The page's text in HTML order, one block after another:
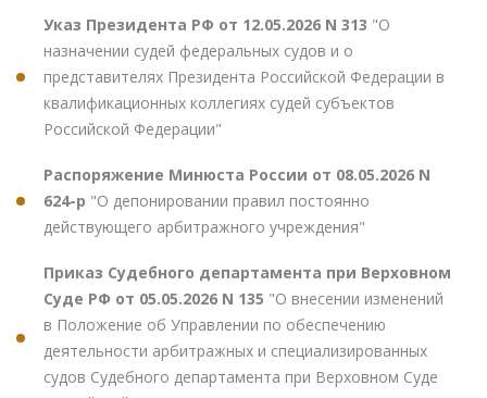
Указ Президента РФ от 12.05.2026 N 313 "О
назначении судей федеральных судов и о
представителях Президента Российской Федерации в
квалификационных коллегиях судей субъектов
Российской Федерации"
Распоряжение Минюста России от 08.05.2026 N
624-р "О депонировании правил постоянно
действующего арбитражного учреждения"
Приказ Судебного департамента при Верховном
Суде РФ от 05.05.2026 N 135 "О внесении изменений
в Положение об Управлении по обеспечению
деятельности арбитражных и специализированных
судов Судебного департамента при Верховном Суде